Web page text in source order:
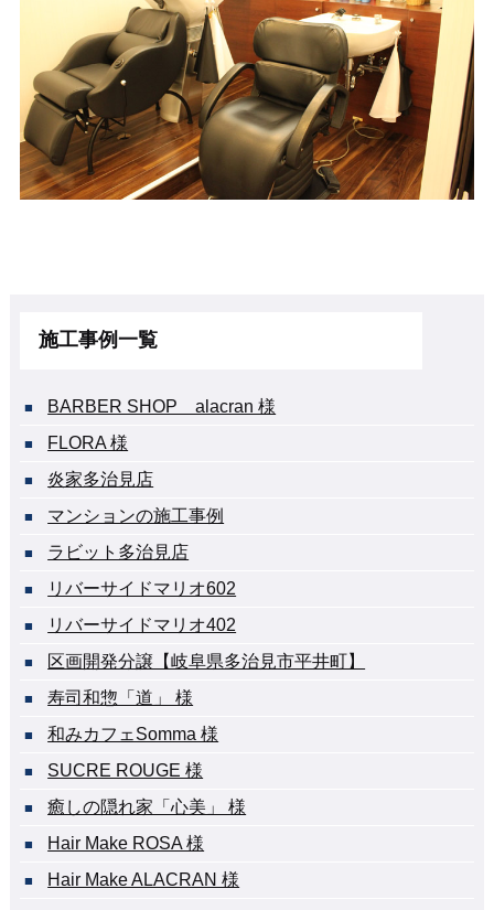
施工事例一覧
BARBER SHOP alacran 様
FLORA 様
炎家多治見店
マンションの施工事例
ラビット多治見店
リバーサイドマリオ602
リバーサイドマリオ402
区画開発分譲【岐阜県多治見市平井町】
寿司和惣「道」 様
和みカフェSomma 様
SUCRE ROUGE 様
癒しの隠れ家「心美」 様
Hair Make ROSA 様
Hair Make ALACRAN 様